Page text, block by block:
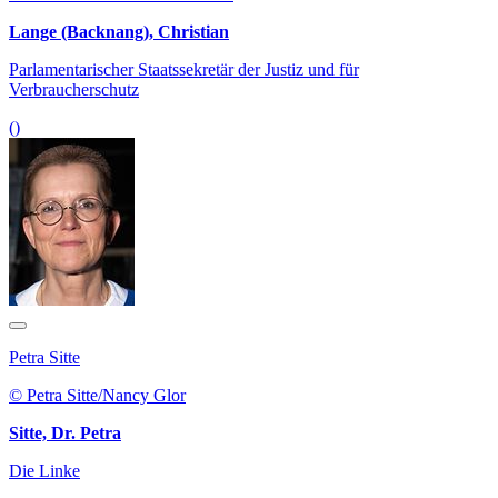
Lange (Backnang), Christian
Parlamentarischer Staatssekretär der Justiz und für
Verbraucherschutz
()
Petra Sitte
© Petra Sitte/Nancy Glor
Sitte, Dr. Petra
Die Linke